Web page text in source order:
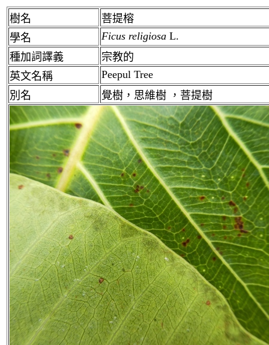
樹名 菩提榕
學名
Ficus religiosa L.
種加詞譯義
宗教的
英文名稱
Peepul Tree
別名
覺樹，思維樹 ，菩提樹